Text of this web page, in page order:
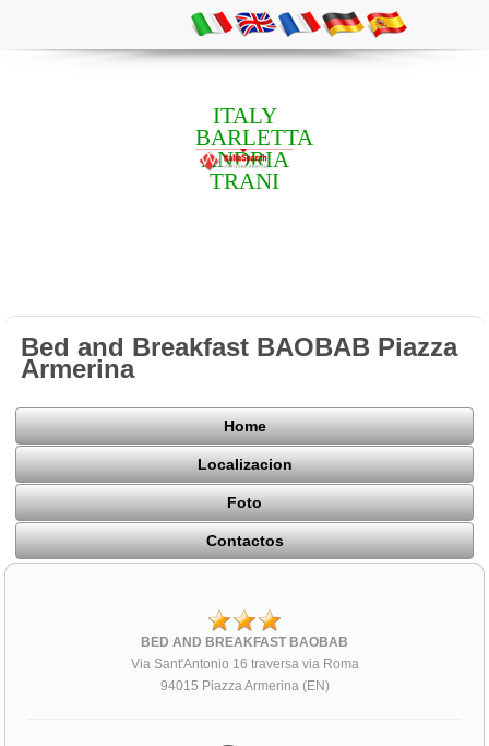
ITALY
BARLETTA
ANDRIA
TRANI
Bed and Breakfast BAOBAB Piazza
Armerina
Home
Localizacion
Foto
Contactos
BED AND BREAKFAST BAOBAB
Via Sant'Antonio 16 traversa via Roma
94015 Piazza Armerina (EN)